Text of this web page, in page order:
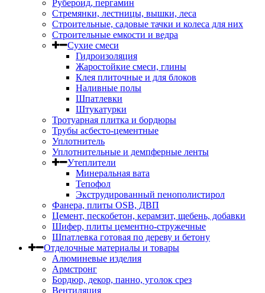
Рубероид, пергамин
Стремянки, лестницы, вышки, леса
Строительные, садовые тачки и колеса для них
Строительные емкости и ведра
Сухие смеси
Гидроизоляция
Жаростойкие смеси, глины
Клея плиточные и для блоков
Наливные полы
Шпатлевки
Штукатурки
Тротуарная плитка и бордюры
Трубы асбесто-цементные
Уплотнитель
Уплотнительные и демпферные ленты
Утеплители
Минеральная вата
Тепофол
Экструдированный пенополистирол
Фанера, плиты OSB, ДВП
Цемент, пескобетон, керамзит, щебень, добавки
Шифер, плиты цементно-стружечные
Шпатлевка готовая по дереву и бетону
Отделочные материалы и товары
Алюминевые изделия
Армстронг
Бордюр, декор, панно, уголок срез
Вентиляция